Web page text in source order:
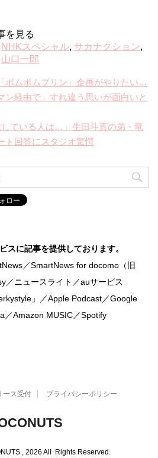
を見る
NHKスペシャル, サカナクション,
山口一郎
ポムポムプリン」企画がやりたい…
ン経由で」すれ違う思いが面白いと
している人は…」生田斗真の弟・竜
ト回答にスタジオ驚愕
スに記事を提供しております。
／SmartNews for docomo（旧
／ニュースライト／auサービス
」／Apple Podcast／Google
／Amazon MUSIC／Spotify
ース受付 プライバシーポリシー
, 2026 All Rights Reserved.